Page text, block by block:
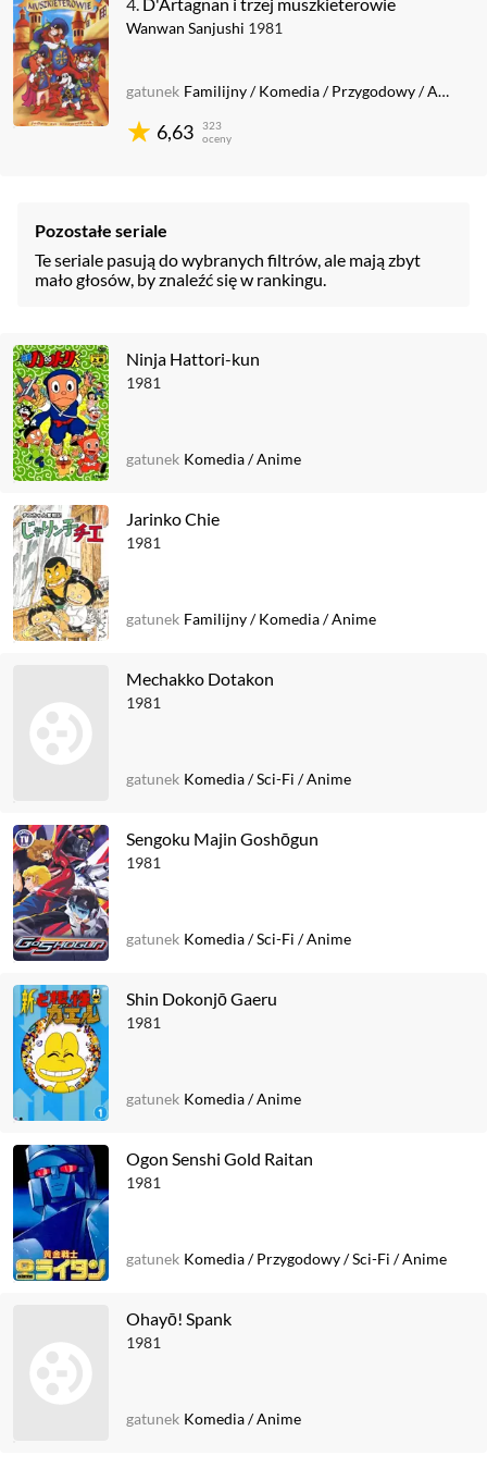
Wanwan Sanjushi 1981
6,63
323
oceny
gatunek Familijny/Komedia/Przygodowy/Anime
Pozostałe seriale
Te seriale pasują do wybranych filtrów, ale mają zbyt
mało głosów, by znaleźć się w rankingu.
Ninja Hattori-kun
1981
gatunek Komedia/Anime
Jarinko Chie
1981
gatunek Familijny/Komedia/Anime
Mechakko Dotakon
1981
gatunek Komedia/Sci-Fi /Anime
Sengoku Majin Goshōgun
1981
gatunek Komedia/Sci-Fi /Anime
Shin Dokonjō Gaeru
1981
gatunek Komedia/Anime
Ogon Senshi Gold Raitan
1981
gatunek Komedia/Przygodowy/Sci-Fi /Anime
Ohayō! Spank
1981
gatunek Komedia/Anime